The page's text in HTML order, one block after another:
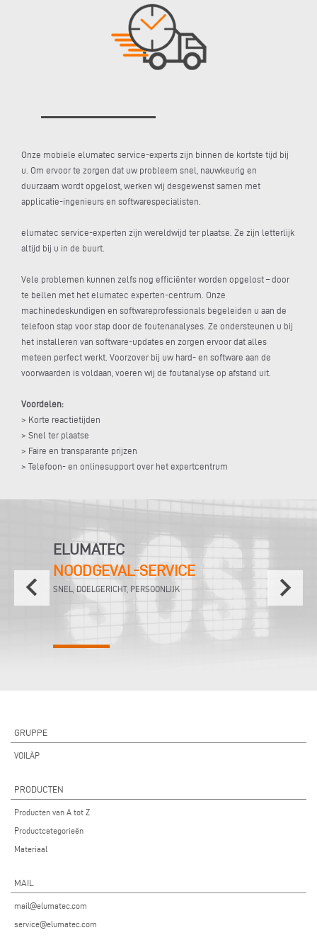
Onze mobiele elumatec service-experts zijn binnen de kortste tijd bij
u. Om ervoor te zorgen dat uw probleem snel, nauwkeurig en
duurzaam wordt opgelost, werken wij desgewenst samen met
applicatie-ingenieurs en softwarespecialisten.
elumatec service-experten zijn wereldwijd ter plaatse. Ze zijn letterlijk
altijd bij u in de buurt.
Vele problemen kunnen zelfs nog efficiënter worden opgelost – door
te bellen met het elumatec experten-centrum. Onze
machinedeskundigen en softwareprofessionals begeleiden u aan de
telefoon stap voor stap door de foutenanalyses. Ze ondersteunen u bij
het installeren van software-updates en zorgen ervoor dat alles
meteen perfect werkt. Voorzover bij uw hard- en software aan de
voorwaarden is voldaan, voeren wij de foutanalyse op afstand uit.
Voordelen:
> Korte reactietijden
> Snel ter plaatse
> Faire en transparante prijzen
> Telefoon- en onlinesupport over het expertcentrum
ELUMATEC
NOODGEVAL-SERVICE
SNEL, DOELGERICHT, PERSOONLIJK
keyboard_arrow_left keyboard_arrow_right
GRUPPE
VOILÀP
PRODUCTEN
Producten van A tot Z
Productcategorieën
Materiaal
MAIL
mail@elumatec.com
service@elumatec.com